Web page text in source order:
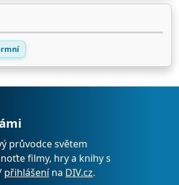
průvodce světem
filmy, hry a knihy s
přihlášenína DIV.cz.